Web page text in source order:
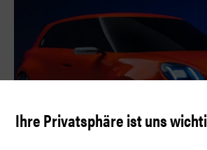
Ihre Privatsphäre ist uns